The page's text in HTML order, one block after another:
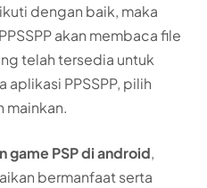
dengan baik, maka
akan membaca file
telah tersedia untuk
aplikasi PPSSPP, pilih
mainkan.
game PSP di android,
bermanfaat serta